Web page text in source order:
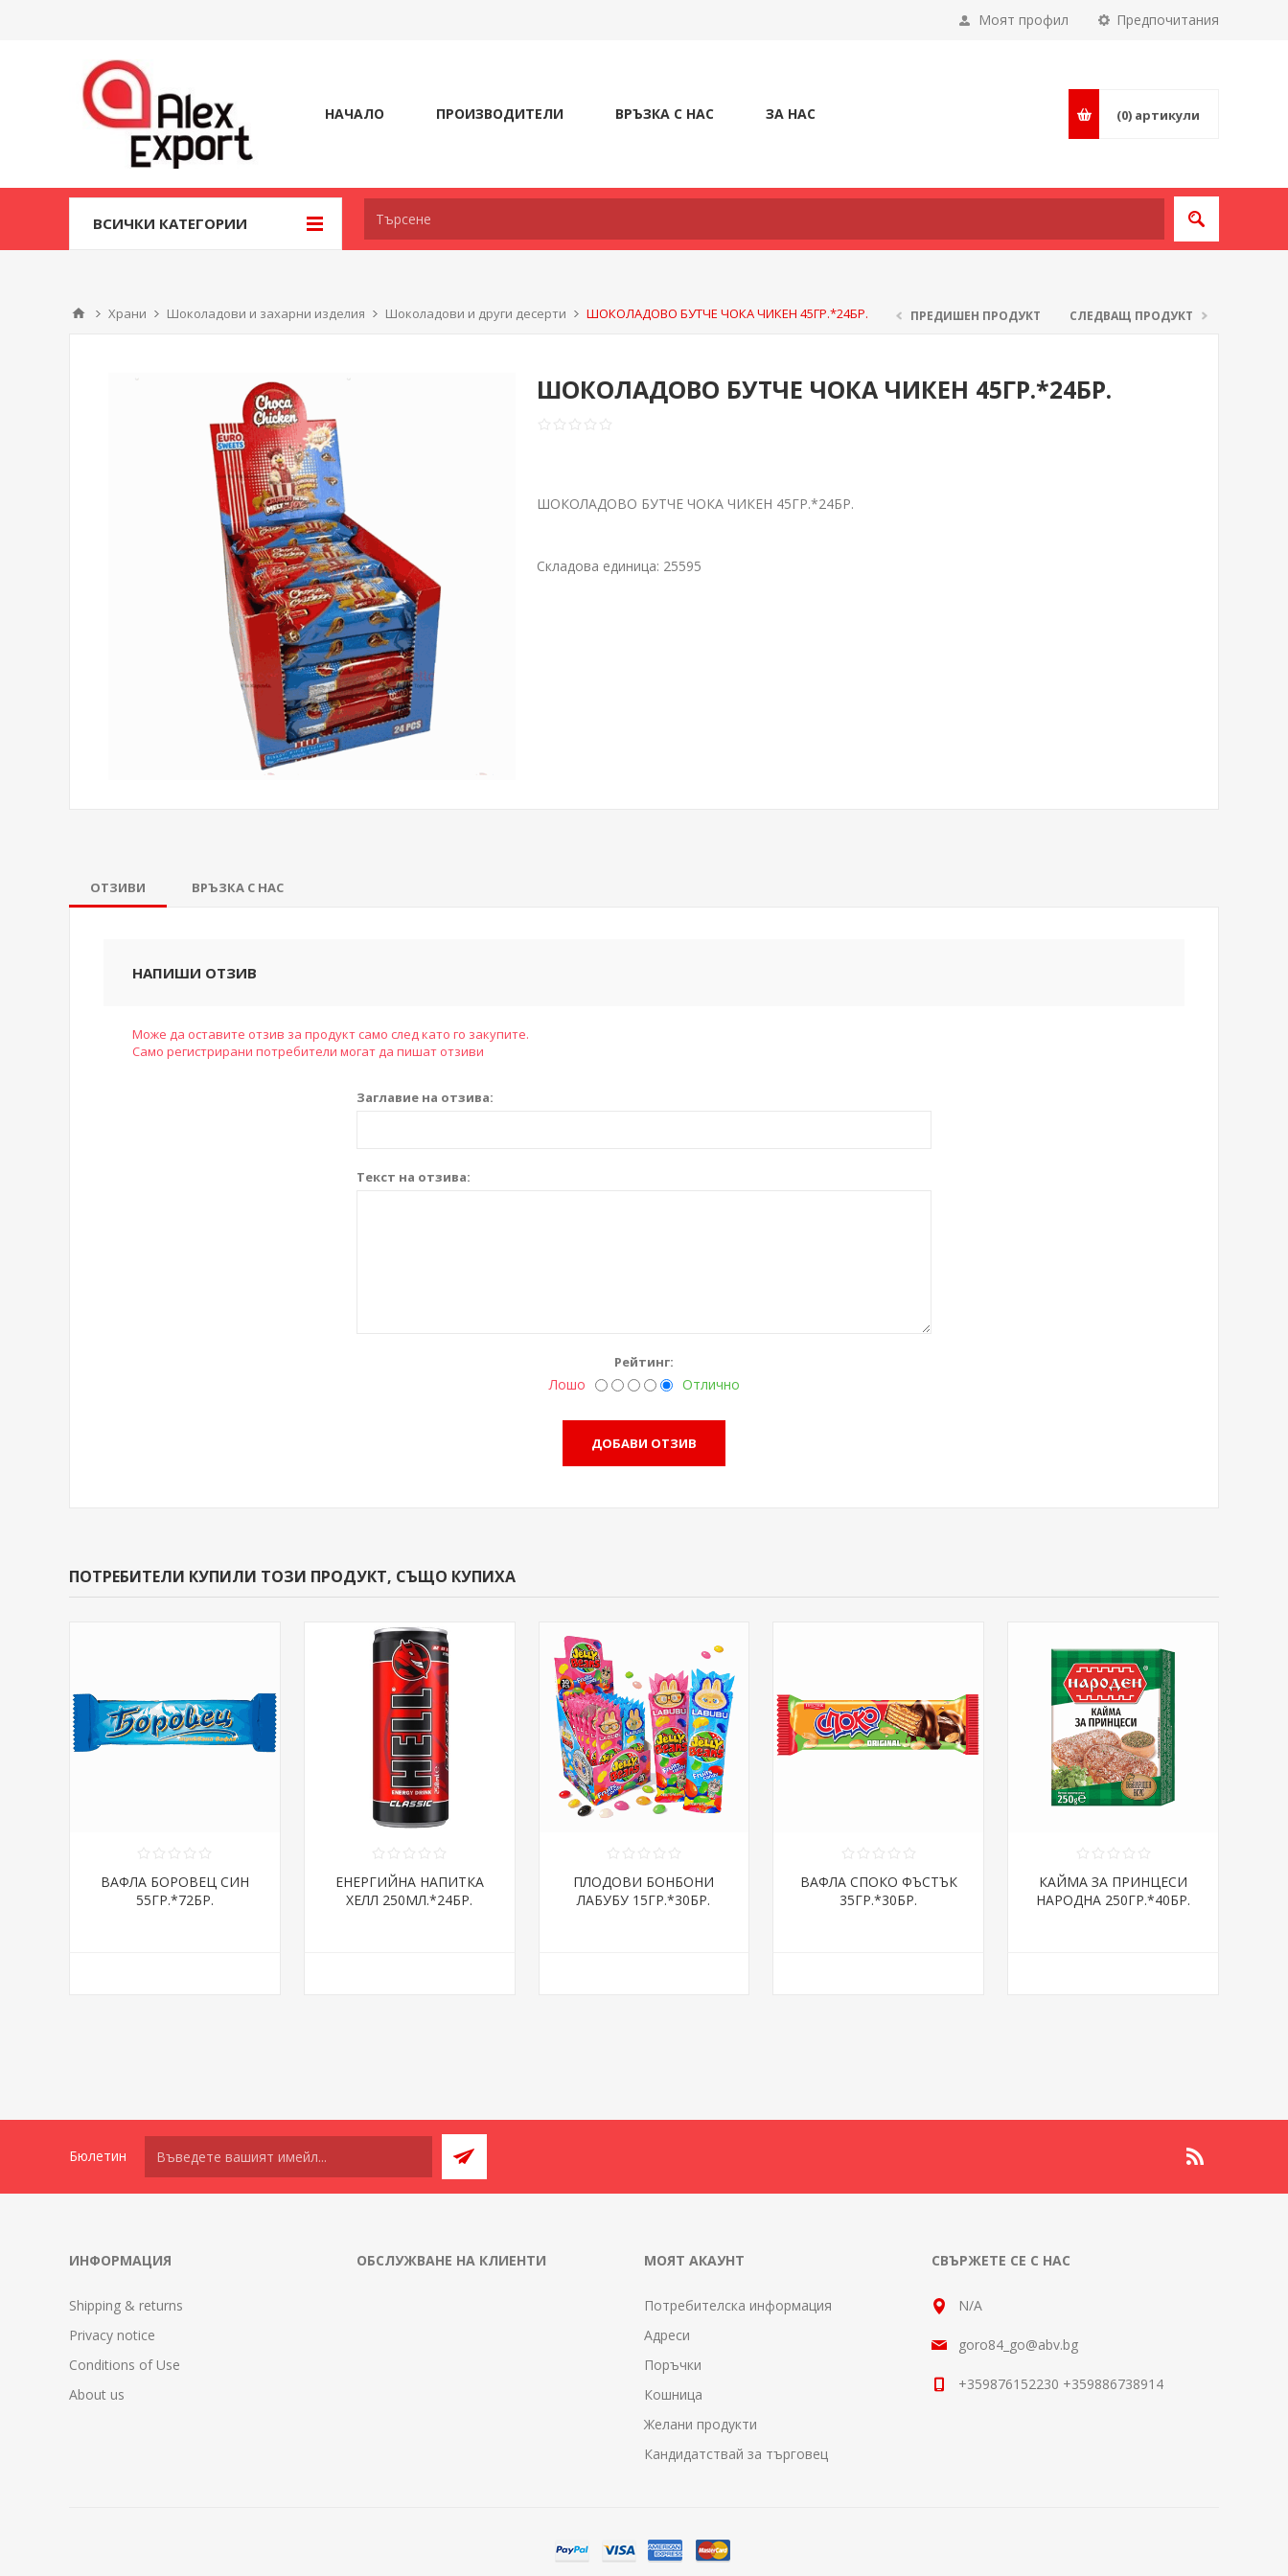
Предпочитания
Моят профил
НАЧАЛО ПРОИЗВОДИТЕЛИ ВРЪЗКА С НАС ЗА НАС (0) артикули
ВСИЧКИ КАТЕГОРИИ
Храни Шоколадови и захарни изделия Шоколадови и други десерти ШОКОЛАДОВО БУТЧЕ ЧОКА ЧИКЕН 45ГР.*24БР. ПРЕДИШЕН ПРОДУКТ СЛЕДВАЩ ПРОДУКТ
ШОКОЛАДОВО БУТЧЕ ЧОКА ЧИКЕН 45ГР.*24БР.
ШОКОЛАДОВО БУТЧЕ ЧОКА ЧИКЕН 45ГР.*24БР.
Складова единица: 25595
ОТЗИВИ ВРЪЗКА С НАС
НАПИШИ ОТЗИВ
Може да оставите отзив за продукт само след като го закупите.
Само регистрирани потребители могат да пишат отзиви
Заглавие на отзива:
Текст на отзива:
Рейтинг:
Лошо Отлично
ПОТРЕБИТЕЛИ КУПИЛИ ТОЗИ ПРОДУКТ, СЪЩО КУПИХА
ВАФЛА БОРОВЕЦ СИН
55ГР.*72БР.
ЕНЕРГИЙНА НАПИТКА
ХЕЛЛ 250МЛ.*24БР.
ПЛОДОВИ БОНБОНИ
ЛАБУБУ 15ГР.*30БР.
ВАФЛА СПОКО ФЪСТЪК
35ГР.*30БР.
КАЙМА ЗА ПРИНЦЕСИ
НАРОДНА 250ГР.*40БР.
Бюлетин
ИНФОРМАЦИЯ
Shipping & returns
Privacy notice
Conditions of Use
About us
ОБСЛУЖВАНЕ НА КЛИЕНТИ МОЯТ АКАУНТ
Потребителска информация
Адреси
Поръчки
Кошница
Желани продукти
Кандидатствай за търговец
СВЪРЖЕТЕ СЕ С НАС
N/A
goro84_go@abv.bg
+359876152230 +359886738914